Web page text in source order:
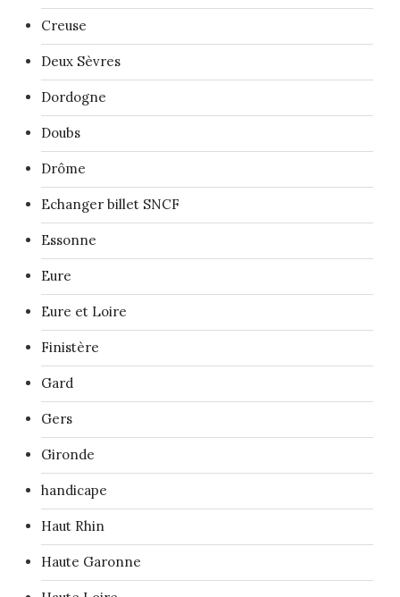
Creuse
Deux Sèvres
Dordogne
Doubs
Drôme
Echanger billet SNCF
Essonne
Eure
Eure et Loire
Finistère
Gard
Gers
Gironde
handicape
Haut Rhin
Haute Garonne